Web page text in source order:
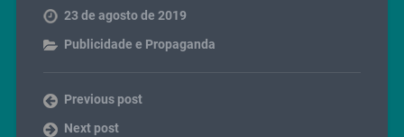
23 de agosto de 2019
Publicidade e Propaganda
Previous post
Next post